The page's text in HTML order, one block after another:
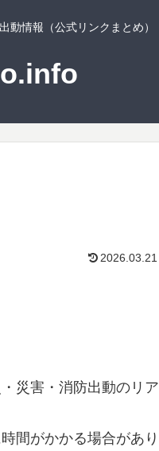
動情報（公式リンクまとめ）
2026.03.21
災害・消防出動のリア
間がかかる場合があり